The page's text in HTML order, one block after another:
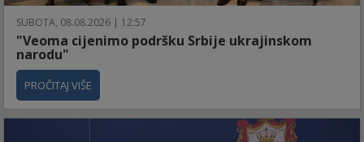
SUBOTA, 08.08.2026 | 12:57
"Veoma cijenimo podršku Srbije ukrajinskom
narodu"
PROČITAJ VIŠE